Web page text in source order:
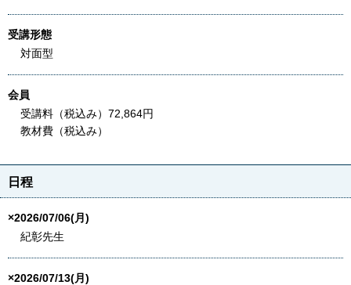
受講形態
対面型
会員
受講料（税込み）72,864円
教材費（税込み）
日程
×2026/07/06(月)
紀彰先生
×2026/07/13(月)